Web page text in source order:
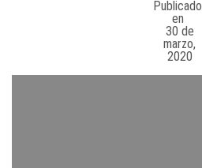
Publicado
en
30 de
marzo,
2020